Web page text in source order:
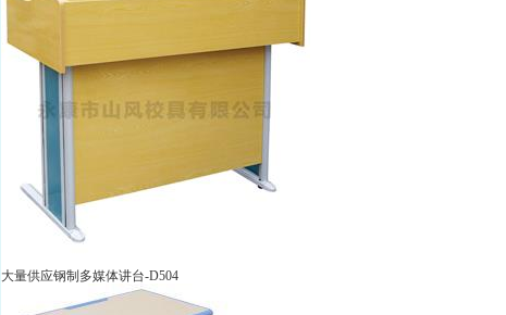
大量供应钢制多媒体讲台-D504